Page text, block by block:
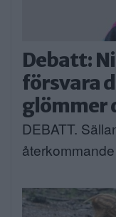
Debatt:
försvara
glömmer
DEBATT.